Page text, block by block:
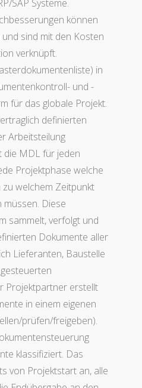
SAP Systeme.
können
sind mit den Kosten
verknüpft.
in
und -
für das globale Projekt.
definierten
Arbeitsteilung
die MDL für jeden
Projektphase welche
welchem Zeitpunkt
Diese
sammelt, verfolgt und
Dokumente aller
Lieferanten, Baustelle
Projektpartner erstellt
in einem eigenen
prüfen/freigeben).
klassifiziert. Das
von Projektstart an, alle